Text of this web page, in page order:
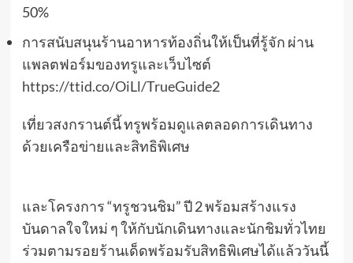
50%
การสนับสนุนร้านอาหารท้องถิ่นให้เป็นที่รู้จัก ผ่าน
แพลตฟอร์มของทรูและเว็บไซต์
https://ttid.co/OiLl/TrueGuide2
เที่ยวสงกรานต์นี้ ทรูพร้อมดูแลตลอดการเดินทาง
ด้วยเครือข่ายและสิทธิพิเศษ
และโครงการ “ทรูชวนชิม” ปี 2 พร้อมสร้างแรง
บันดาลใจใหม่ ๆ ให้กับนักเดินทางและนักชิมทั่วไทย
ร่วมตามรอยร้านเด็ดพร้อมรับสิทธิพิเศษได้แล้ววันนี้